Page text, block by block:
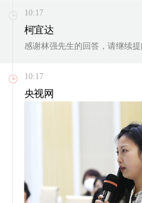
10:17
柯宜达
感谢林强先生的回答，请继续提
10:17
央视网